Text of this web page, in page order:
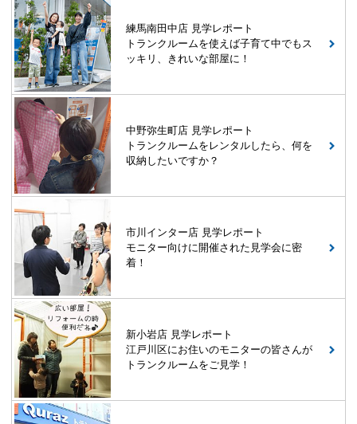
練馬南田中店 見学レポート
トランクルームを使えば子育て中でもス
ッキリ、きれいな部屋に！
中野弥生町店 見学レポート
トランクルームをレンタルしたら、何を
収納したいですか？
市川インター店 見学レポート
モニター向けに開催された見学会に密
着！
新小岩店 見学レポート
江戸川区にお住いのモニターの皆さんが
トランクルームをご見学！